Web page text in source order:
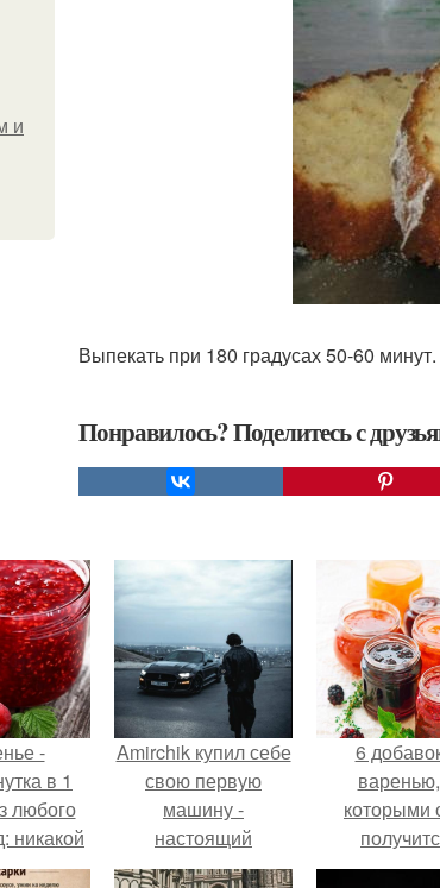
и
Выпекать при 180 градусах 50-60
Понравилось? Поделитесь с
-
в 1
любого
никакой
варки,
Amirchik купил себе
свою первую
машину -
настоящий
автомобиль мечты
6
которыми